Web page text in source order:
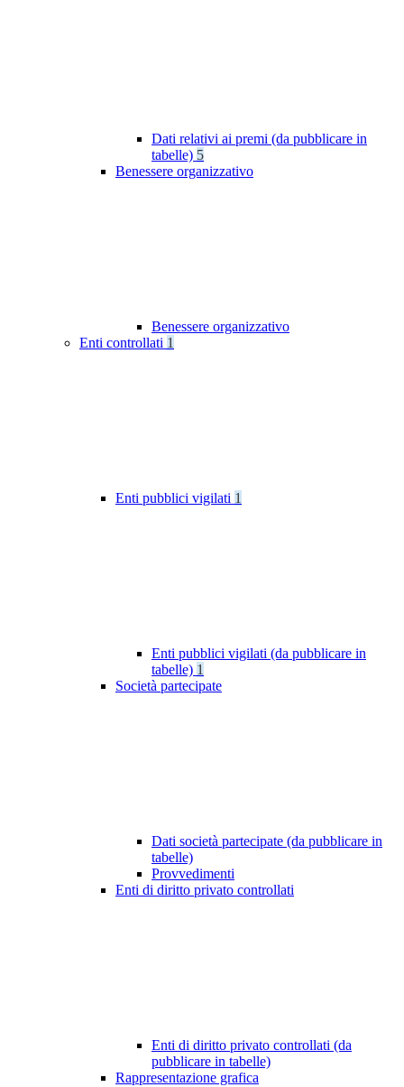
Dati relativi ai premi (da pubblicare in
tabelle) 5
Benessere organizzativo
Benessere organizzativo
Enti controllati 1
Enti pubblici vigilati 1
Enti pubblici vigilati (da pubblicare in
tabelle) 1
Società partecipate
Dati società partecipate (da pubblicare in
tabelle)
Provvedimenti
Enti di diritto privato controllati
Enti di diritto privato controllati (da
pubblicare in tabelle)
Rappresentazione grafica